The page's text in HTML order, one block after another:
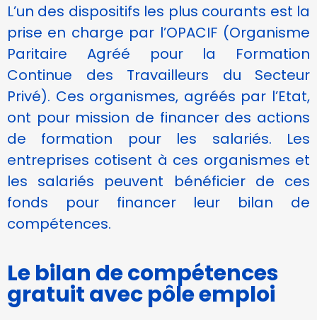
L’un des dispositifs les plus courants est la
prise en charge par l’OPACIF (Organisme
Paritaire Agréé pour la Formation
Continue des Travailleurs du Secteur
Privé). Ces organismes, agréés par l’Etat,
ont pour mission de financer des actions
de formation pour les salariés. Les
entreprises cotisent à ces organismes et
les salariés peuvent bénéficier de ces
fonds pour financer leur bilan de
compétences.
Le bilan de compétences
gratuit avec pôle emploi
disparaîtront
du site Web.
Marketing
En partageant
votre intérêt et
votre
comportement
visitez notre
site, vous
chances de
voir du
contenu et
personnalisés.